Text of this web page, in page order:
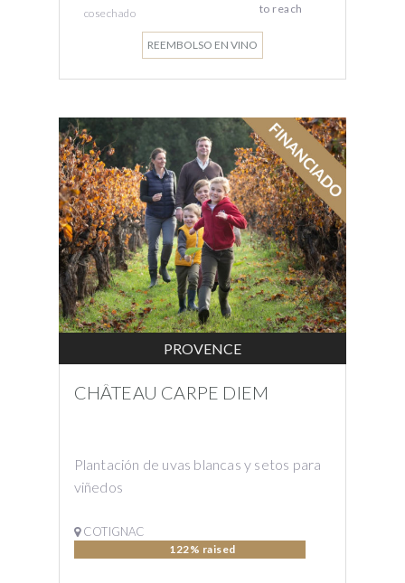
cosechado
to reach
REEMBOLSO EN VINO
PROVENCE
CHÂTEAU CARPE DIEM
Plantación de uvas blancas y setos para
viñedos
COTIGNAC
122% raised